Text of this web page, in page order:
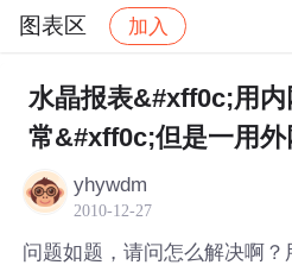
图表区 加入
社区 图表区 帖子详情
水晶报表&#xff0c;用
常&#xff0c;但是一用
yhywdm
2010-12-27
问题如题，请问怎么解决啊？